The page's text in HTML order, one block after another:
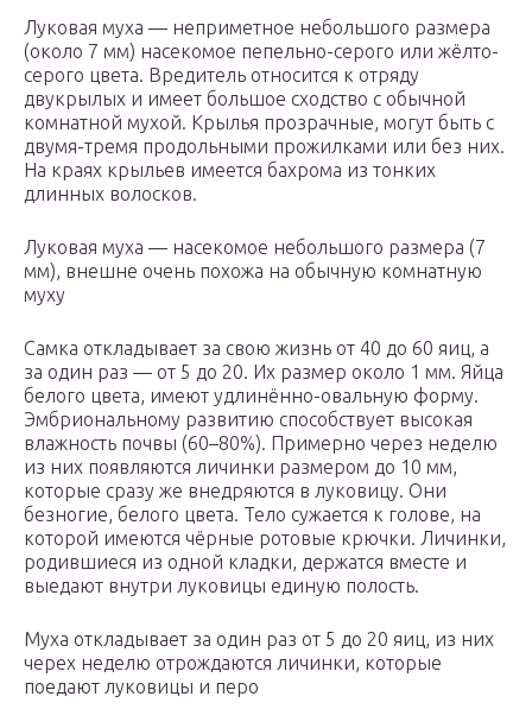
Луковая муха — неприметное небольшого размера
(около 7 мм) насекомое пепельно-серого или жёлто-
серого цвета. Вредитель относится к отряду
двукрылых и имеет большое сходство с обычной
комнатной мухой. Крылья прозрачные, могут быть с
двумя-тремя продольными прожилками или без них.
На краях крыльев имеется бахрома из тонких
длинных волосков.
Луковая муха — насекомое небольшого размера (7
мм), внешне очень похожа на обычную комнатную
муху
Самка откладывает за свою жизнь от 40 до 60 яиц, а
за один раз — от 5 до 20. Их размер около 1 мм. Яйца
белого цвета, имеют удлинённо-овальную форму.
Эмбриональному развитию способствует высокая
влажность почвы (60–80%). Примерно через неделю
из них появляются личинки размером до 10 мм,
которые сразу же внедряются в луковицу. Они
безногие, белого цвета. Тело сужается к голове, на
которой имеются чёрные ротовые крючки. Личинки,
родившиеся из одной кладки, держатся вместе и
выедают внутри луковицы единую полость.
Муха откладывает за один раз от 5 до 20 яиц, из них
черех неделю отрождаются личинки, которые
поедают луковицы и перо